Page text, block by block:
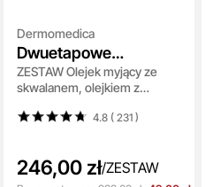
Dermomedica
Dwuetapowe
Oczyszczanie
ZESTAW Olejek myjący ze
skwalanem, olejkiem z
olejkiem lawendowym 150 ml
4.8 ( 231)
246,00 zł/ZESTAW